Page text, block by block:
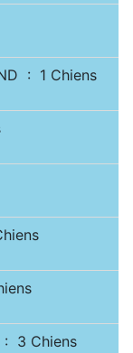
: 1 Chiens
: 3 Chiens